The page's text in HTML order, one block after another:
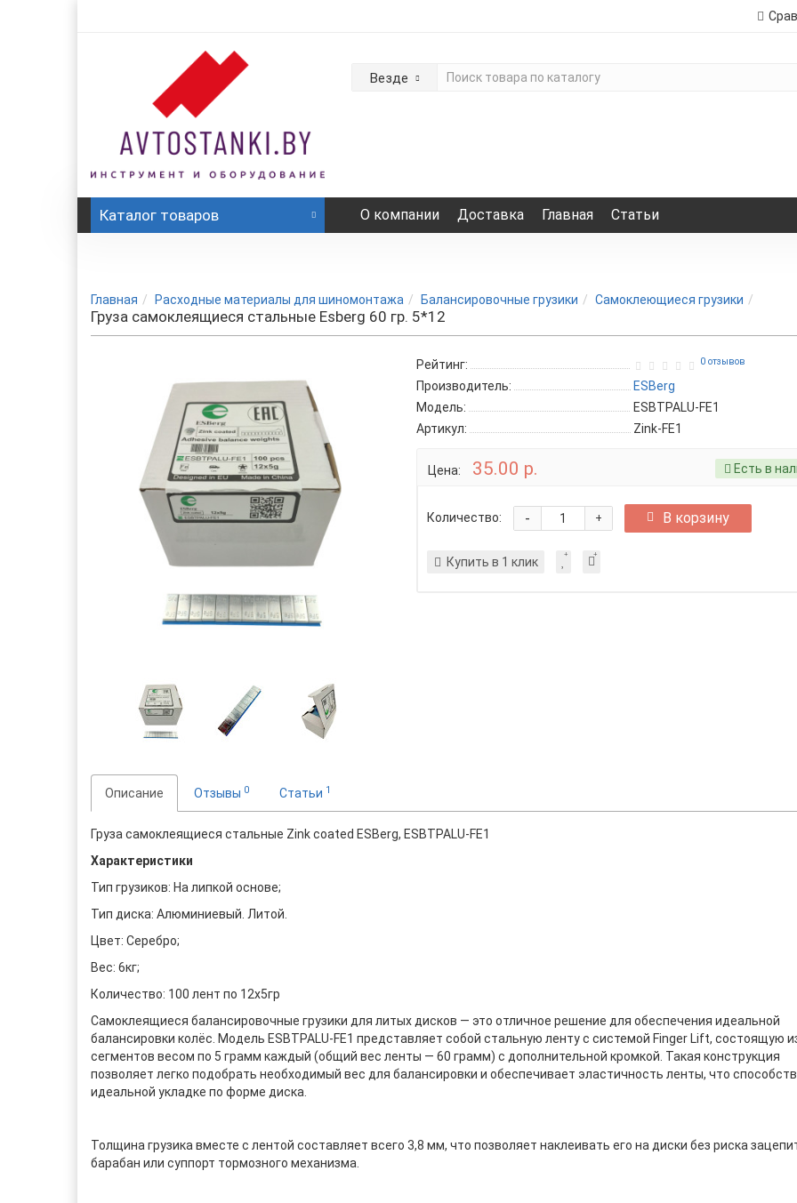
Везде
Каталог товаров О компании Доставка Главная Статьи
Главная Расходные материалы для шиномонтажа Балансировочные грузики Самоклеющиеся грузики
Груза самоклеящиеся стальные Esberg 60 гр. 5*12
Рейтинг: 0 отзывов
Производитель:
ESBerg
Модель:
ESBTPALU-FE1
Артикул:
Zink-FE1
Цена: 35.00 р. Есть в
Количество: +
- В корзину
Купить в 1 клик
Описание Отзывы 0 Статьи 1
Груза самоклеящиеся стальные Zink coated ESBerg, ESBTPALU-FE1
Характеристики
Тип грузиков: На липкой основе;
Тип диска: Алюминиевый. Литой.
Цвет: Серебро;
Вес: 6кг;
Количество: 100 лент по 12х5гр
Самоклеящиеся балансировочные грузики для литых дисков — это отличное решение для обеспечения идеальной
балансировки колёс. Модель ESBTPALU-FE1 представляет собой стальную ленту с системой Finger Lift, состоящую
сегментов весом по 5 грамм каждый (общий вес ленты — 60 грамм) с дополнительной кромкой. Такая конструкция
позволяет легко подобрать необходимый вес для балансировки и обеспечивает эластичность ленты, что
идеальной укладке по форме диска.
Толщина грузика вместе с лентой составляет всего 3,8 мм, что позволяет наклеивать его на диски без риска
барабан или суппорт тормозного механизма.